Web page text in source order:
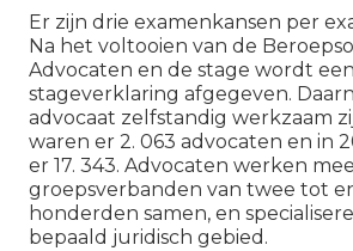
Er zijn drie examenkansen per
Na het voltooien van de
Advocaten en de stage wordt een
stageverklaring afgegeven.
advocaat zelfstandig werkzaam
waren er 2. 063 advocaten en in
er 17. 343. Advocaten werken
groepsverbanden van twee tot
honderden samen, en
bepaald juridisch gebied.